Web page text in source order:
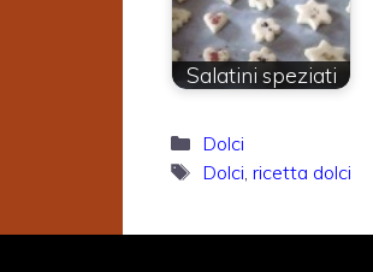
Salatini speziati
Categorie
Dolci
Tag
Dolci, ricetta dolci